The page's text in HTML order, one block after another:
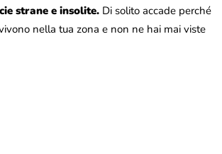
strane e insolite. Di solito accade perché
nella tua zona e non ne hai mai viste